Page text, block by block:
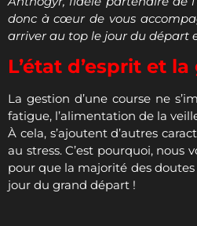
donc à cœur de vous
arriver au top le jour du départ
L’état d’esprit et
La gestion d’une course ne
fatigue, l’alimentation de la
À cela, s’ajoutent d’autres
au stress. C’est pourquoi,
pour que la majorité des
jour du grand départ !